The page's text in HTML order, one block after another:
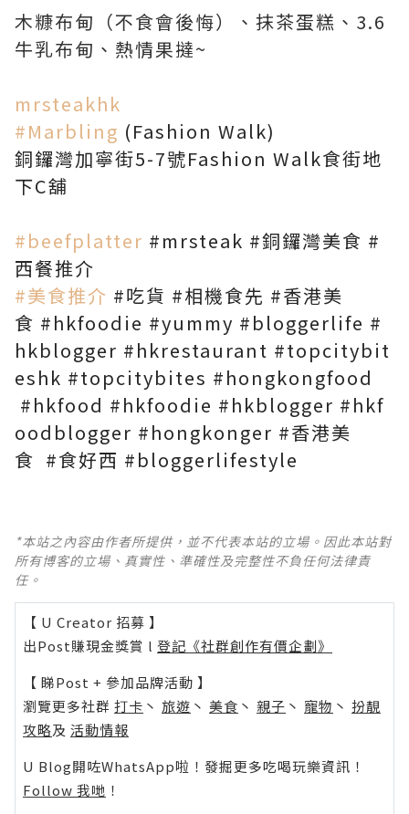
木糠布甸（不食會後悔）、抹茶蛋糕、3.6
牛乳布甸、熱情果撻~
mrsteakhk
#Marbling (Fashion Walk)
銅鑼灣加寧街5-7號Fashion Walk食街地
下C舖
#beefplatter #mrsteak #銅鑼灣美食 #
西餐推介
#美食推介 #吃貨 #相機食先 #香港美
食 #hkfoodie #yummy #bloggerlife #
hkblogger #hkrestaurant #topcitybit
eshk #topcitybites #hongkongfood
#hkfood #hkfoodie #hkblogger #hkf
oodblogger #hongkonger #香港美
食 #食好西 #bloggerlifestyle
*本站之內容由作者所提供，並不代表本站的立場。因此本站對
所有博客的立場、真實性、準確性及完整性不負任何法律責
任。
【 U Creator 招募 】
出Post賺現金獎賞 l 登記《社群創作有價企劃》
【 睇Post + 參加品牌活動 】
瀏覽更多社群 打卡 丶 旅遊 丶 美食 丶 親子 丶 寵物 丶 扮靚
攻略及 活動情報
U Blog開咗WhatsApp啦！發掘更多吃喝玩樂資訊！
Follow 我哋 ！